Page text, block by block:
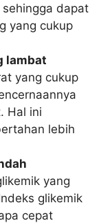
dapat
yang cukup
lambat
yang cukup
Hal ini
lebih
yang
glikemik
cepat